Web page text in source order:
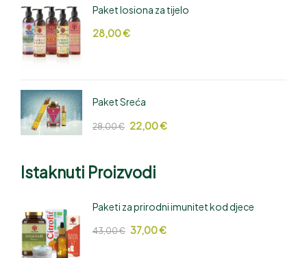
Paket losiona za tijelo
28,00€
Paket Sreća
28,00€ 22,00€
Istaknuti Proizvodi
Paketi za prirodni imunitet kod djece
43,00€ 37,00€